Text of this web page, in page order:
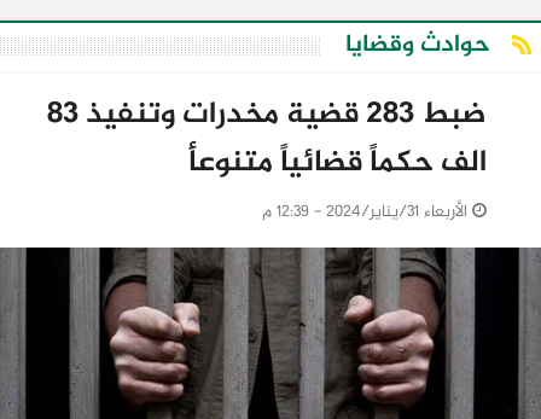
حوادث وقضايا
ضبط 283 قضية مخدرات وتنفيذ 83
الف حكماً قضائياً متنوعأ
الأربعاء 31/يناير/2024 - 12:39 م